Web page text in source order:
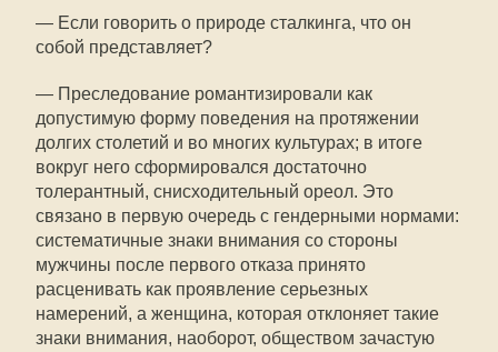
— Если говорить о природе сталкинга, что он
собой представляет?
— Преследование романтизировали как
допустимую форму поведения на протяжении
долгих столетий и во многих культурах; в итоге
вокруг него сформировался достаточно
толерантный, снисходительный ореол. Это
связано в первую очередь с гендерными нормами:
систематичные знаки внимания со стороны
мужчины после первого отказа принято
расценивать как проявление серьезных
намерений, а женщина, которая отклоняет такие
знаки внимания, наоборот, обществом зачастую